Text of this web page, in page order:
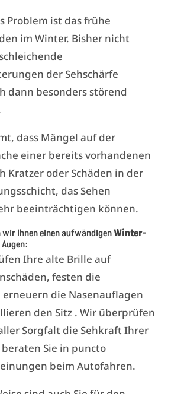
Problem ist das frühe
im Winter. Bisher nicht
der Sehschärfe
dann besonders störend
dass Mängel auf der
einer bereits vorhandenen
Kratzer oder Schäden in der
das Sehen
beeinträchtigen können.
wir Ihnen einen aufwändigenWinter-
Ihre alte Brille auf
festen die
erneuern die Nasenauflagen
den Sitz . Wir überprüfen
Sorgfalt die Sehkraft Ihrer
Sie in puncto
beim Autofahren.